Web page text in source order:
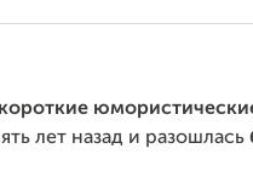
короткие
лет назад и разошлась